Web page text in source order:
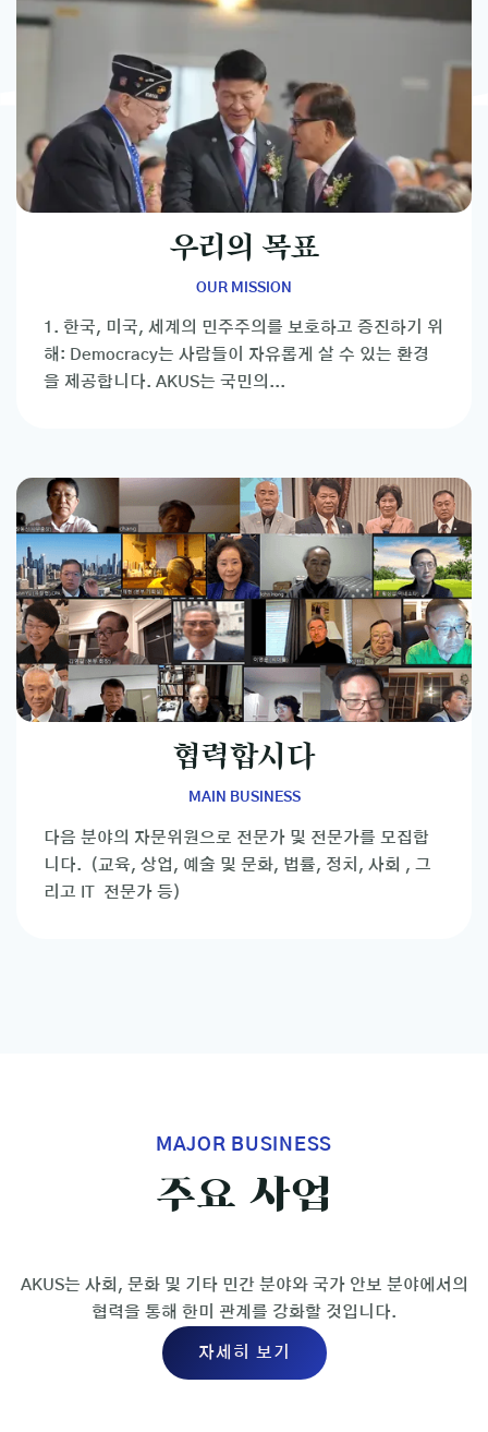
우리의 목표
OUR MISSION
1. 한국, 미국, 세계의 민주주의를 보호하고 증진하기 위
해: Democracy는 사람들이 자유롭게 살 수 있는 환경
을 제공합니다. AKUS는 국민의...
협력합시다
MAIN BUSINESS
다음 분야의 자문위원으로 전문가 및 전문가를 모집합
니다. (교육, 상업, 예술 및 문화, 법률, 정치, 사회 , 그
리고 IT 전문가 등)
MAJOR BUSINESS
주요사업
AKUS는 사회, 문화 및 기타 민간 분야와 국가 안보 분야에서의
협력을 통해 한미 관계를 강화할 것입니다.
자세히 보기